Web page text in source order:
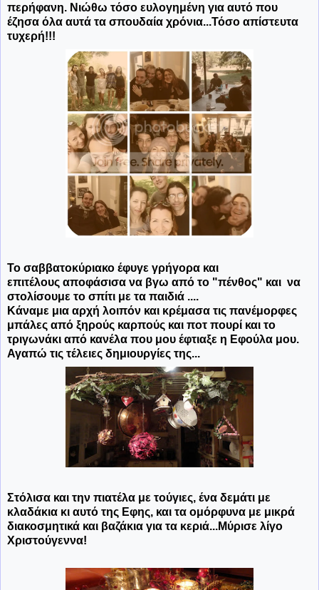
περήφανη. Νιώθω τόσο ευλογημένη για αυτό που
έζησα όλα αυτά τα σπουδαία χρόνια...Τόσο απίστευτα
τυχερή!!!
Το σαββατοκύριακο έφυγε γρήγορα και
επιτέλους αποφάσισα να βγω από το "πένθος" και να
στολίσουμε το σπίτι με τα παιδιά ....
Κάναμε μια αρχή λοιπόν και κρέμασα τις πανέμορφες
μπάλες από ξηρούς καρπούς και ποτ πουρί και το
τριγωνάκι από κανέλα που μου έφτιαξε η Εφούλα μου.
Αγαπώ τις τέλειες δημιουργίες της...
Στόλισα και την πιατέλα με τούγιες, ένα δεμάτι με
κλαδάκια κι αυτό της Εφης, και τα ομόρφυνα με μικρά
διακοσμητικά και βαζάκια για τα κεριά...Μύρισε λίγο
Χριστούγεννα!